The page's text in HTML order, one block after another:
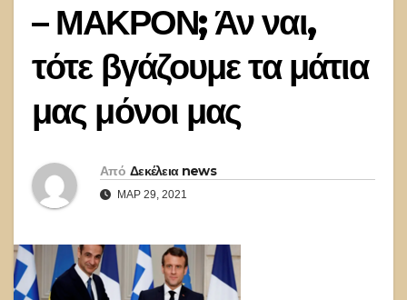
– ΜΑΚΡΟΝ; Άν ναι,
τότε βγάζουμε τα μάτια
μας μόνοι μας
Από Δεκέλεια news
ΜΑΡ 29, 2021